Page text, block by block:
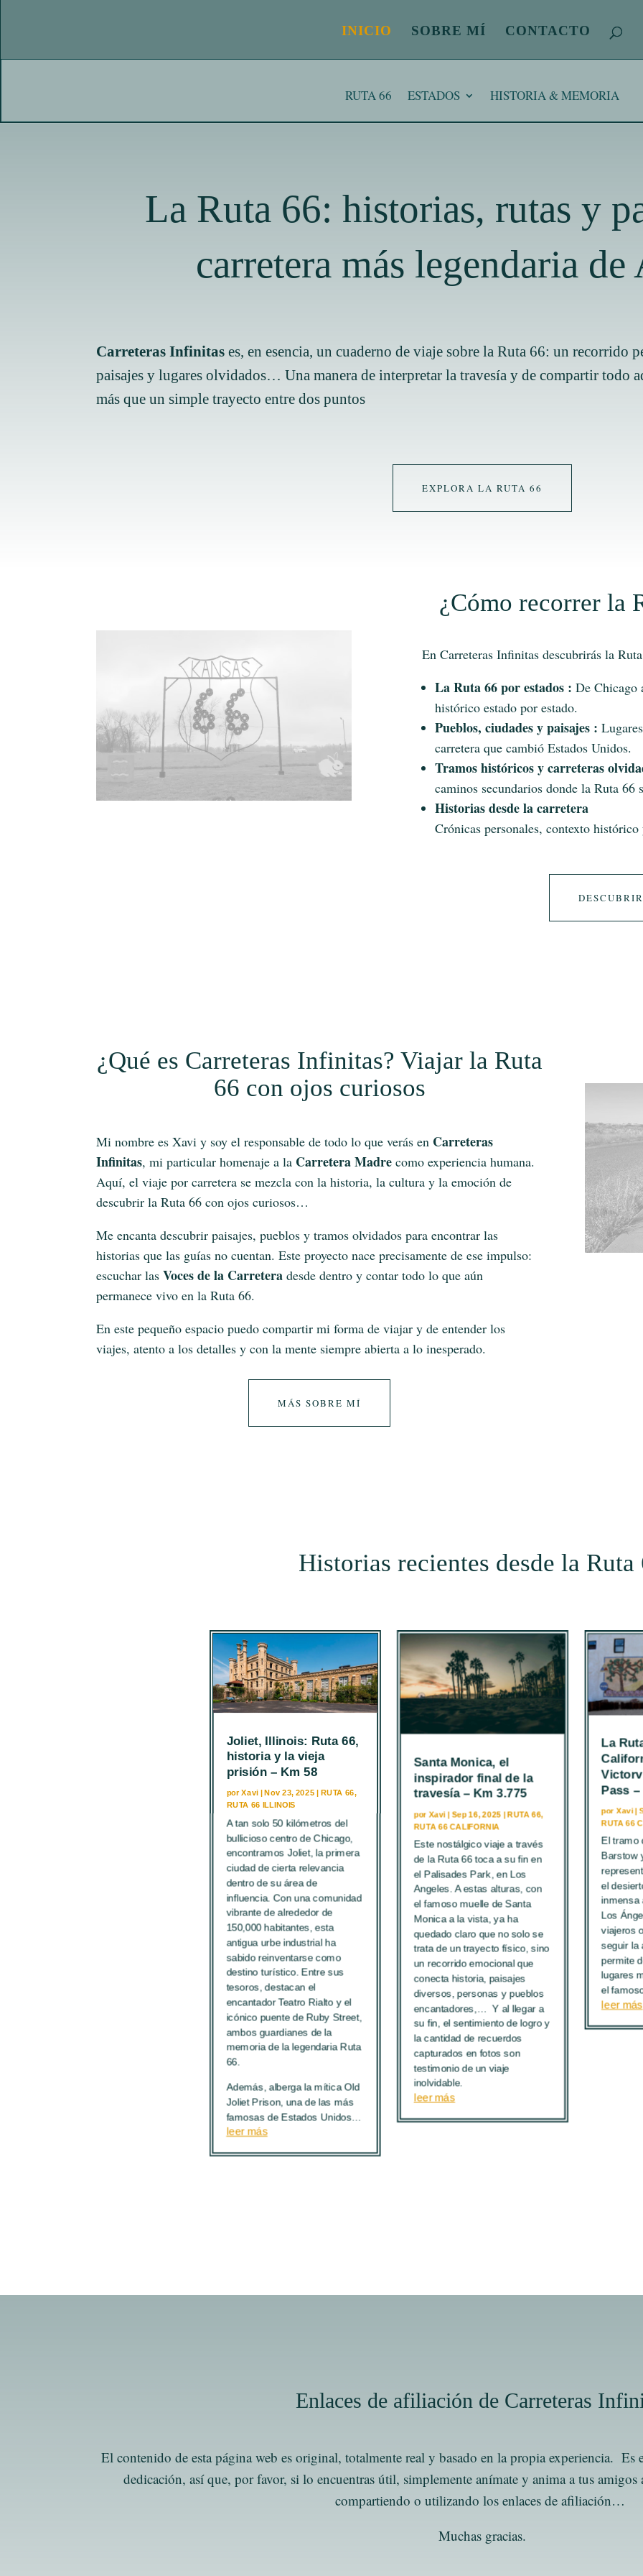
INICIO SOBRE MÍ CONTACTO
RUTA 66 ESTADOS HISTORIA & MEMORIA
La Ruta 66: historias, rutas y
carretera más legendaria
Carreteras Infinitas es, en esencia, un cuaderno de viaje sobre la Ruta 66: un recorrido
paisajes y lugares olvidados… Una manera de interpretar la travesía y de compartir todo
más que un simple trayecto entre dos puntos
EXPLORA LA RUTA 66
¿Cómo recorrer la
En Carreteras Infinitas descubrirás la
La Ruta 66 por estados :De Chicago
histórico estado por estado.
Pueblos, ciudades y paisajes :
carretera que cambió Estados Unidos.
Tramos históricos y carreteras
caminos secundarios donde la Ruta 66
Historias desde la carretera
Crónicas personales, contexto
¿Qué es Carreteras Infinitas? Viajar la Ruta
66 con ojos curiosos
Mi nombre es Xavi y soy el responsable de todo lo que verás en Carreteras
Infinitas, mi particular homenaje a la Carretera Madre como experiencia humana.
Aquí, el viaje por carretera se mezcla con la historia, la cultura y la emoción de
descubrir la Ruta 66 con ojos curiosos…
Me encanta descubrir paisajes, pueblos y tramos olvidados para encontrar las
historias que las guías no cuentan. Este proyecto nace precisamente de ese impulso:
escuchar lasVoces de la Carretera desde dentro y contar todo lo que aún
permanece vivo en la Ruta 66.
En estepequeño espacio puedo compartir mi forma de viajar y de entender los
viajes, atento a los detalles y con la mente siempre abierta a lo inesperado.
MÁS SOBRE MÍ
Historias recientes desde la Ruta
Joliet, Illinois: Ruta 66,
historia y la vieja
prisión – Km 58
porXavi| Nov 23, 2025| RUTA 66,
RUTA 66 ILLINOIS
A tan solo 50 kilómetros del
bullicioso centro de Chicago,
encontramos Joliet, la primera
ciudad de cierta relevancia
dentro de su área de
influencia. Con una comunidad
vibrante de alrededor de
150,000 habitantes, esta
antigua urbe industrial ha
sabido reinventarse como
destino turístico. Entre sus
tesoros, destacan el
encantador Teatro Rialto y el
icónico puente de Ruby Street,
ambos guardianes de la
memoria de la legendaria Ruta
66.
Además, alberga la mítica Old
Joliet Prison, una de las más
famosas de Estados Unidos…
leer más
Santa Monica, el
inspirador final de la
travesía – Km 3.775
porXavi | Sep 16, 2025 | RUTA 66,
RUTA 66 CALIFORNIA
Este nostálgico viaje a través
de la Ruta 66 toca a su fin en
el Palisades Park, en Los
Angeles. A estas alturas, con
el famoso muelle de Santa
Monica a la vista, ya ha
quedado claro que no solo se
trata de un trayecto físico, sino
un recorrido emocional que
conecta historia, paisajes
diversos, personas y pueblos
encantadores,… Y al llegar a
su fin, el sentimiento de logro y
la cantidad de recuerdos
capturados en fotos son
testimonio de un viaje
inolvidable.
leer más
La
Pass –
porXavi |
RUTA 66
El tramo
Barstow
el
inmensa
Los
viajeros
seguir la
permite
lugares
el
leer más
Enlaces de afiliación de Carreteras
El contenido de esta página web es original, totalmente real y basado en la propia experiencia. Es
dedicación, así que, por favor, si lo encuentras útil, simplemente anímate y anima a tus amigos
compartiendo o utilizando los enlaces de afiliación…
Muchas gracias.